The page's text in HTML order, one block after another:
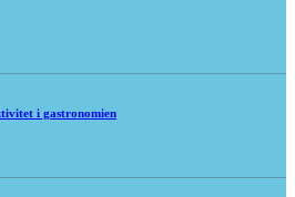
i gastronomien